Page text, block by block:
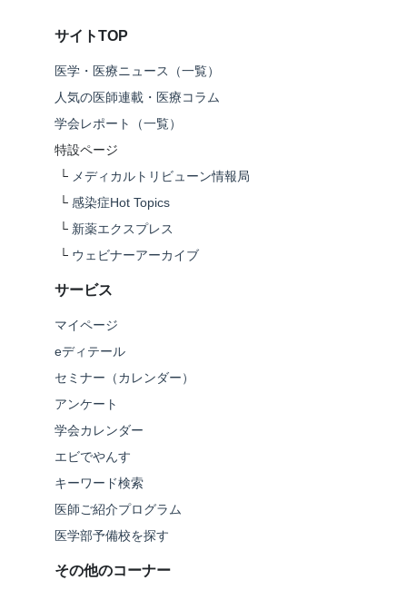
サイトTOP
医学・医療ニュース（一覧）
人気の医師連載・医療コラム
学会レポート（一覧）
特設ページ
└ メディカルトリビューン情報局
└ 感染症Hot Topics
└ 新薬エクスプレス
└ ウェビナーアーカイブ
サービス
マイページ
eディテール
セミナー（カレンダー）
アンケート
学会カレンダー
エビでやんす
キーワード検索
医師ご紹介プログラム
医学部予備校を探す
その他のコーナー